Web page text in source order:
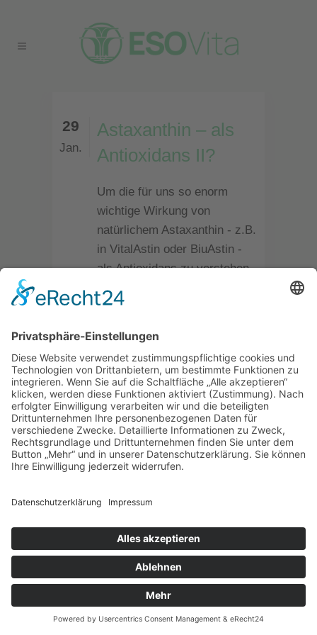
29
Jan.
Astaxanthin – als
Antioxidans II?
Um die für uns so enorm
wichtige Wirkung von
natürlichem Astaxanthin - z.B.
in VitalAstin oder BiuAstin -
als Antioxidans zu verstehen
liefern wir Ihnen mit diesem
Artikel einige Grundlagen,
Schutzfunktion ausmacht. In
vielen Berichten und
Infotexten über die
„Ursachen“ von
Erkrankungen...
16:32 / Astaxanthin